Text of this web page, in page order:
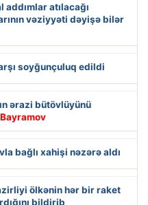
atılacağı
vəziyyəti dəyişə bilər
soyğunçuluq edildi
ərazi bütövlüyünü
bağlı xahişi nəzərə aldı
ölkənin hər bir raket
bildirib